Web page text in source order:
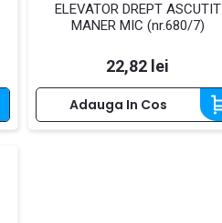
ELEVATOR DREPT ASCUTIT
MANER MIC (nr.680/7)
Pret
22,82 lei
Adauga In Cos